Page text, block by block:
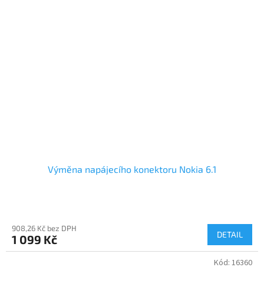
Výměna napájecího konektoru Nokia 6.1
908,26 Kč bez DPH
1 099 Kč DETAIL
Kód: 16360